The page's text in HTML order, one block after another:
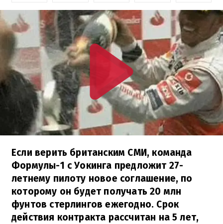
Если верить британским СМИ, команда
Формулы-1 с Уокинга предложит 27-
летнему пилоту новое соглашение, по
которому он будет получать 20 млн
фунтов стерлингов ежегодно. Срок
действия контракта рассчитан на 5 лет,